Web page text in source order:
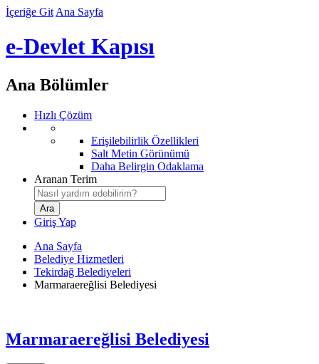
İçeriğe Git Ana Sayfa
e-Devlet Kapısı
Ana Bölümler
Hızlı Çözüm
Erişilebilirlik Özellikleri
Salt Metin Görünümü
Daha Belirgin Odaklama
Aranan Terim
Giriş Yap
Ana Sayfa
Belediye Hizmetleri
Tekirdağ Belediyeleri
Marmaraereğlisi Belediyesi
Marmaraereğlisi Belediyesi